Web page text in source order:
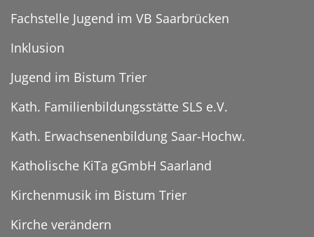
Fachstelle Jugend im VB Saarbrücken
Inklusion
Jugend im Bistum Trier
Kath. Familienbildungsstätte SLS e.V.
Kath. Erwachsenenbildung Saar-Hochw.
Katholische KiTa gGmbH Saarland
Kirchenmusik im Bistum Trier
Kirche verändern